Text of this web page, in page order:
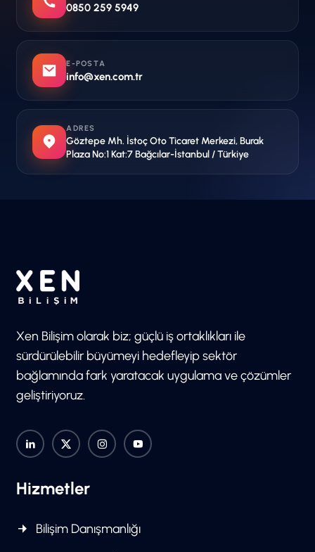
0850 259 5949
E-POSTA
info@xen.com.tr
ADRES
Göztepe Mh. İstoç Oto Ticaret Merkezi, Burak
Plaza No:1 Kat:7 Bağcılar-İstanbul / Türkiye
Xen Bilişim olarak biz; güçlü iş ortaklıkları ile
sürdürülebilir büyümeyi hedefleyip sektör
bağlamında fark yaratacak uygulama ve çözümler
geliştiriyoruz.
Hizmetler
Bilişim Danışmanlığı